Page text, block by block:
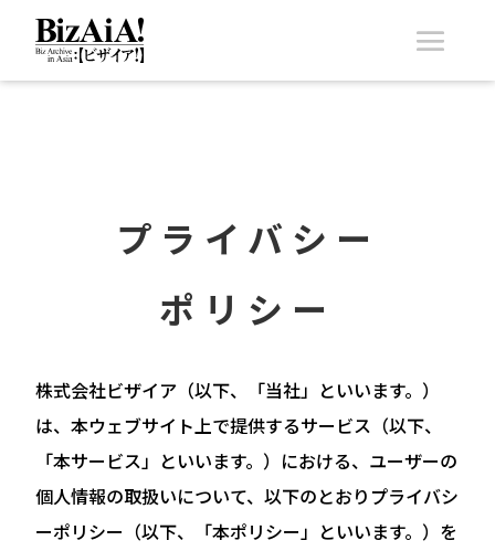
プライバシー
ポリシー
株式会社ビザイア（以下、「当社」といいます。）
は、本ウェブサイト上で提供するサービス（以下、
「本サービス」といいます。）における、ユーザーの
個人情報の取扱いについて、以下のとおりプライバシ
ーポリシー（以下、「本ポリシー」といいます。）を